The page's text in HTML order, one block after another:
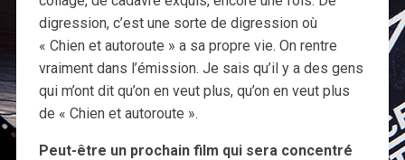
digression, c’est une sorte de digression où
« Chien et autoroute » a sa propre vie. On rentre
vraiment dans l’émission. Je sais qu’il y a des gens
qui m’ont dit qu’on en veut plus, qu’on en veut plus
de « Chien et autoroute ».
Peut-être un prochain film qui sera concentré